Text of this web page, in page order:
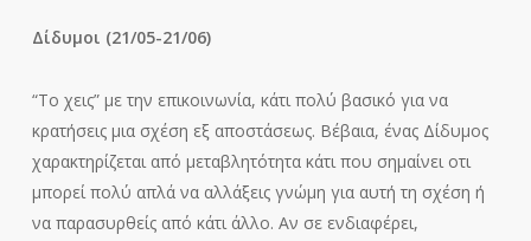
Δίδυμοι (21/05-21/06)
“Το χεις” με την επικοινωνία, κάτι πολύ βασικό για να
κρατήσεις μια σχέση εξ αποστάσεως. Βέβαια, ένας Δίδυμος
χαρακτηρίζεται από μεταβλητότητα κάτι που σημαίνει οτι
μπορεί πολύ απλά να αλλάξεις γνώμη για αυτή τη σχέση ή
να παρασυρθείς από κάτι άλλο. Αν σε ενδιαφέρει,